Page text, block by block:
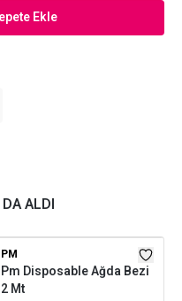
Ekle
ALDI
PM
Pm Disposable Ağda Bezi
2 Mt